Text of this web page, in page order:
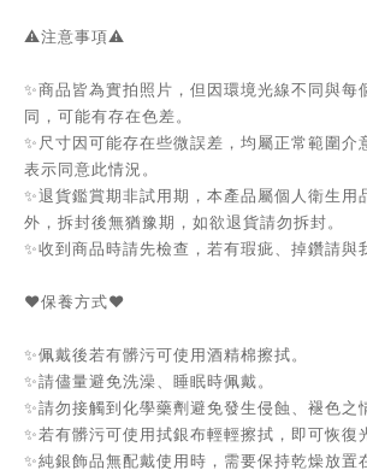
⚠️注意事項⚠️
✨商品皆為實拍照片，但因環境光線不同與每
同，可能有存在色差。
✨尺寸因可能存在些微誤差，均屬正常範圍介
表示同意此情況。
✨退貨鑑賞期非試用期，本產品屬個人衛生用
外，拆封後無猶豫期，如欲退貨請勿拆封。
✨收到商品時請先檢查，若有瑕疵、掉鑽請與
❤️保養方式❤️
✨佩戴後若有髒污可使用酒精棉擦拭。
✨請儘量避免洗澡、睡眠時佩戴。
✨請勿接觸到化學藥劑避免發生侵蝕、褪色之
✨若有髒污可使用拭銀布輕輕擦拭，即可恢復
✨純銀飾品無配戴使用時，需要保持乾燥放置